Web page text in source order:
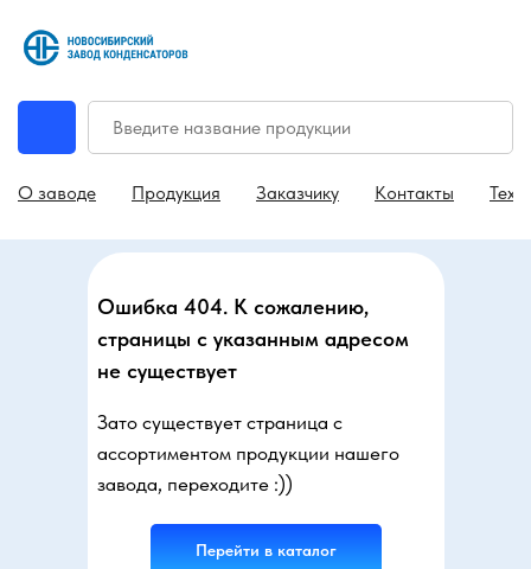
О заводе Продукция Заказчику Контакты
Ошибка 404. К сожалению,
страницы с указанным адресом
не существует
Зато существует страница с
ассортиментом продукции нашего
завода, переходите :))
Перейти в каталог